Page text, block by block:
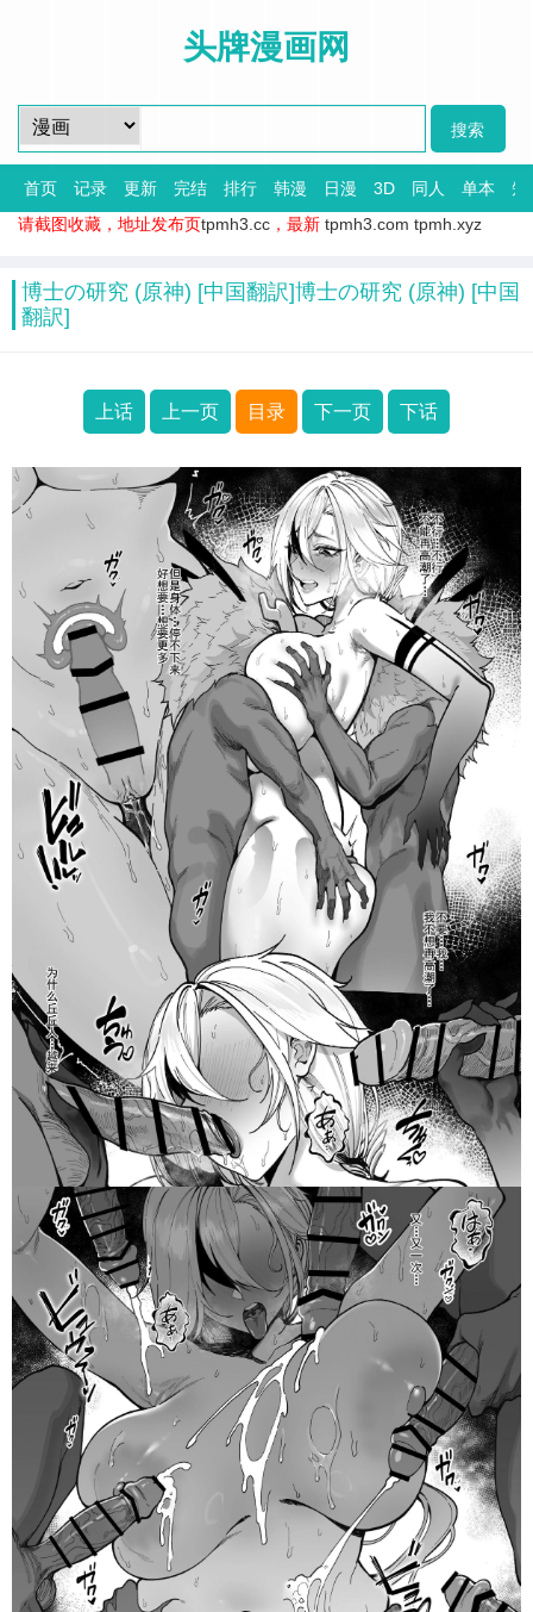
头牌漫画网
首页 记录 更新 完结 排行 韩漫 日漫 3D 同人 单本
短
请截图收藏，地址发布页tpmh3.cc ，最新 tpmh3.com tpmh.xyz
博士の研究 (原神) [中国翻訳]博士の研究 (原神) [中国
翻訳]
上话 上一页 目录 下一页 下话